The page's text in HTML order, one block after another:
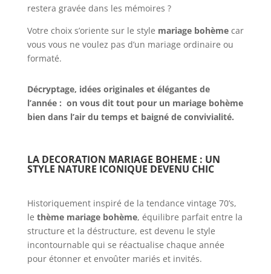
restera gravée dans les mémoires ?
Votre choix s’oriente sur le style mariage bohèmecar
vous vous ne voulez pas d’un mariage ordinaire ou
formaté.
Décryptage, idées originales et élégantes de
l’année : on vous dit tout pour un mariage bohème
bien dans l’air du temps et baigné de convivialité.
LA DECORATION MARIAGE BOHEME : UN
STYLE NATURE ICONIQUE DEVENU CHIC
Historiquement inspiré de la tendance vintage 70’s,
le thème mariage bohème, équilibre parfait entre la
structure et la déstructure, est devenu le style
incontournable qui se réactualise chaque année
pour étonner et envoûter mariés et invités.